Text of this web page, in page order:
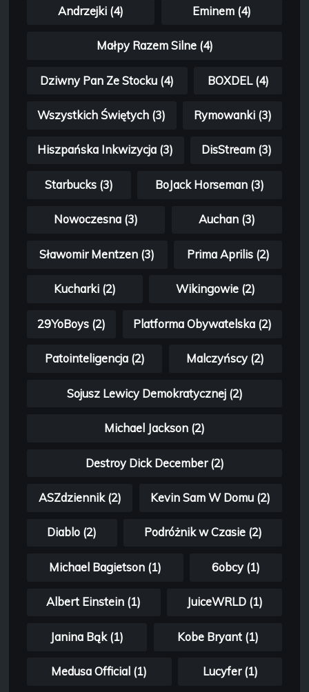
Andrzejki (4) Eminem (4)
Małpy Razem Silne (4)
Dziwny Pan Ze Stocku (4) BOXDEL (4)
Wszystkich Świętych (3) Rymowanki (3)
Hiszpańska Inkwizycja (3) DisStream (3)
Starbucks (3) BoJack Horseman (3)
Nowoczesna (3) Auchan (3)
Sławomir Mentzen (3) Prima Aprilis (2)
Kucharki (2) Wikingowie (2)
29YoBoys (2) Platforma Obywatelska (2)
Patointeligencja (2) Malczyńscy (2)
Sojusz Lewicy Demokratycznej (2)
Michael Jackson (2)
Destroy Dick December (2)
ASZdziennik (2) Kevin Sam W Domu (2)
Diablo (2) Podróżnik w Czasie (2)
Michael Bagietson (1) 6obcy (1)
Albert Einstein (1) JuiceWRLD (1)
Janina Bąk (1) Kobe Bryant (1)
Medusa Official (1) Lucyfer (1)